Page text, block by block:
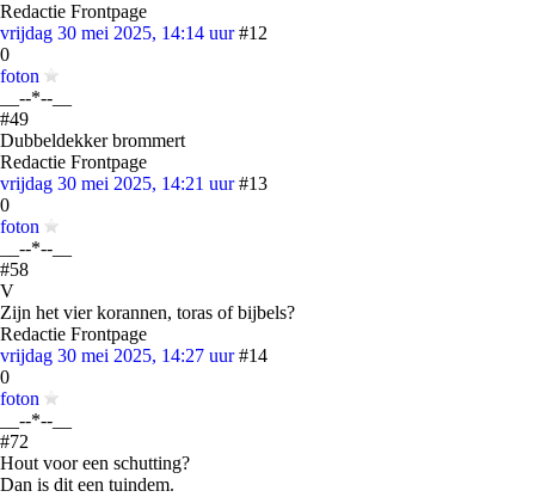
Redactie Frontpage
vrijdag 30 mei 2025, 14:14 uur #12
0
foton
__--*--__
#49
Dubbeldekker brommert
Redactie Frontpage
vrijdag 30 mei 2025, 14:21 uur #13
0
foton
__--*--__
#58
V
Zijn het vier korannen, toras of bijbels?
Redactie Frontpage
vrijdag 30 mei 2025, 14:27 uur #14
0
foton
__--*--__
#72
Hout voor een schutting?
Dan is dit een tuindem.